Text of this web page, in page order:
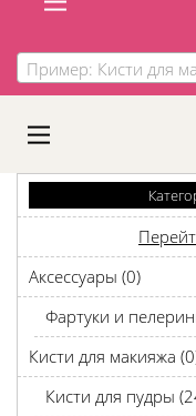
Пример: Кисти для
A
C
D
Аксессуары (0)
Фартуки и
Кисти для макияжа
Кисти для пудры